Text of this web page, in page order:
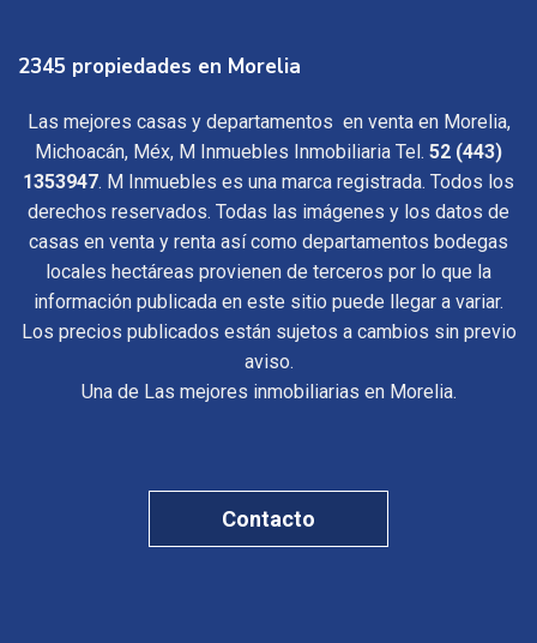
2345 propiedades en Morelia
Las mejores casas y departamentos en venta en Morelia,
Michoacán, Méx, M Inmuebles Inmobiliaria Tel. 52 (443)
1353947. M Inmuebles es una marca registrada. Todos los
derechos reservados. Todas las imágenes y los datos de
casas en venta y renta así como departamentos bodegas
locales hectáreas provienen de terceros por lo que la
información publicada en este sitio puede llegar a variar.
Los precios publicados están sujetos a cambios sin previo
aviso.
Una de Las mejores inmobiliarias en Morelia.